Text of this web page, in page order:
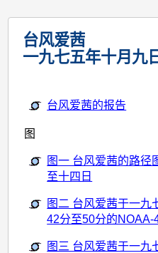
台风爱茜
一九七五年十月九
台风爱茜的报告
图
图一 台风爱茜的路径
至十四日
图二 台风爱茜于一九
42分至50分的NOAA-
图三 台风爱茜于一九